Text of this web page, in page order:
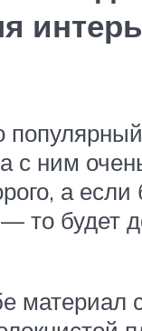
с ним
а
то будет
материал